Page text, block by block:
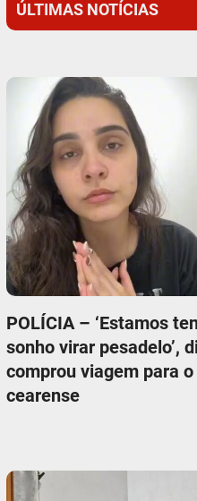
ÚLTIMAS NOTÍCIAS
POLÍCIA – ‘Estamos
sonho virar pesadelo’,
comprou viagem para
cearense